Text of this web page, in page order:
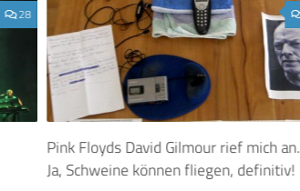
Pink Floyds David Gilmour rief mich an.
Ja, Schweine können fliegen, definitiv!
28